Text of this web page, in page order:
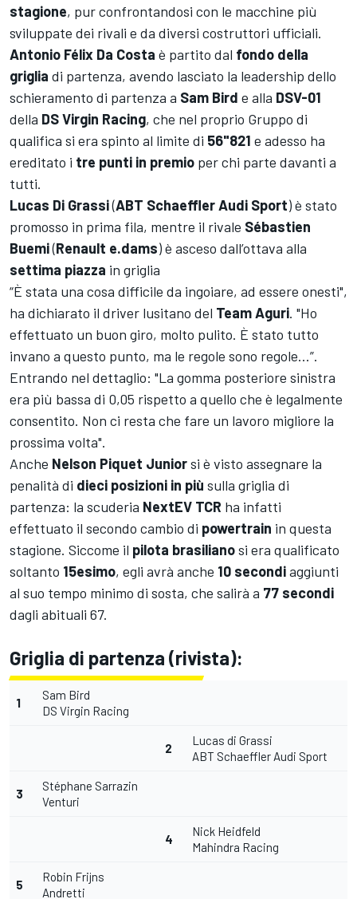
stagione, pur confrontandosi con le macchine più
sviluppate dei rivali e da diversi costruttori ufficiali.
Antonio Félix Da Costa è partito dal fondo della
griglia di partenza, avendo lasciato la leadership dello
schieramento di partenza a Sam Bird e alla DSV-01
della DS Virgin Racing, che nel proprio Gruppo di
qualifica si era spinto al limite di 56"821 e adesso ha
ereditato i tre punti in premio per chi parte davanti a
tutti.
Lucas Di Grassi(ABT Schaeffler Audi Sport) è stato
promosso in prima fila, mentre il rivale Sébastien
Buemi(Renault e.dams) è asceso dall’ottava alla
settima piazza in griglia
“È stata una cosa difficile da ingoiare, ad essere onesti",
ha dichiarato il driver lusitano del Team Aguri. "Ho
effettuato un buon giro, molto pulito. È stato tutto
invano a questo punto, ma le regole sono regole...”.
Entrando nel dettaglio: "La gomma posteriore sinistra
era più bassa di 0,05 rispetto a quello che è legalmente
consentito. Non ci resta che fare un lavoro migliore la
prossima volta".
Anche Nelson Piquet Juniorsi è visto assegnare la
penalità di dieci posizioni in più sulla griglia di
partenza: la scuderia NextEV TCR ha infatti
effettuato il secondo cambio di powertrain in questa
stagione. Siccome il pilota brasilianosi era qualificato
soltanto 15esimo, egli avrà anche 10 secondiaggiunti
al suo tempo minimo di sosta, che salirà a 77 secondi
dagli abituali 67.
Griglia di partenza (rivista):
1
Sam Bird
DS Virgin Racing
2
Lucas di Grassi
ABT Schaeffler Audi Sport
3
Stéphane Sarrazin
Venturi
4
Nick Heidfeld
Mahindra Racing
5
Robin Frijns
Andretti